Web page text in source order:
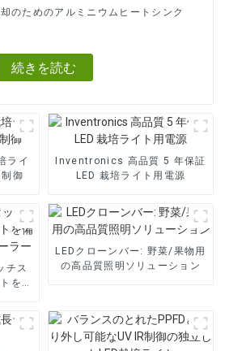
のためのアルミニウムヒートシンク
続きを読む
ライ
御
Inventronics 高品質 5 年保証
LED 栽培ライト用電源
チス
を備
LEDクローンバー: 野菜/果物用
の高品質照明ソリューション